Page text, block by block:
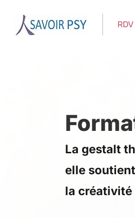
La gestalt
elle
la créativité